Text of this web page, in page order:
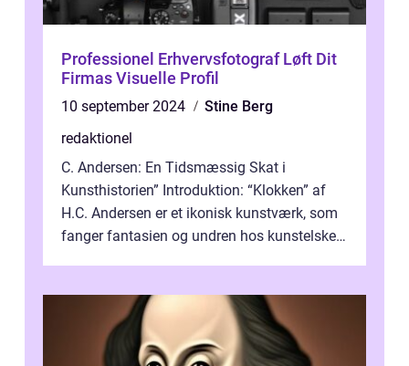
Professionel Erhvervsfotograf Løft Dit
Firmas Visuelle Profil
10 september 2024
Stine Berg
redaktionel
C. Andersen: En Tidsmæssig Skat i
Kunsthistorien” Introduktion: “Klokken” af
H.C. Andersen er et ikonisk kunstværk, som
fanger fantasien og undren hos kunstelskere